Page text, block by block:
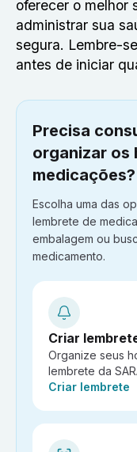
oferecer o melhor
administrar sua
segura. Lembre-
antes de iniciar
Precisa
organizar os
medicações?
Escolha uma das
lembrete de
embalagem ou
medicamento.
Criar
Organize seus
lembrete da
Ação:
Criar lembrete